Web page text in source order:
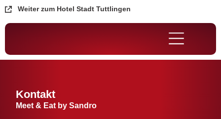
Weiter zum Hotel Stadt Tuttlingen
Kontakt
Meet & Eat by Sandro